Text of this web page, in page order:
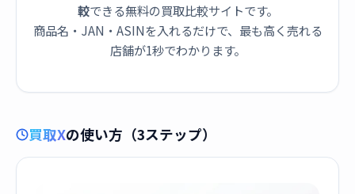
較できる無料の買取比較サイトです。
商品名・JAN・ASINを入れるだけで、最も高く売れる
店舗が1秒でわかります。
買取Xの使い方（3ステップ）